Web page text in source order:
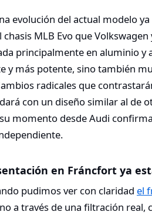
evolución del actual modelo
MLB Evo que
principalmente en aluminio y
y más potente, sino también
radicales que
con un diseño similar al de
momento desde Audi
en Fráncfort ya
pudimos ver con claridad el
a través de una filtración real,